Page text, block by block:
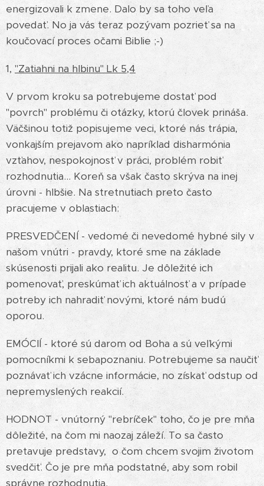
energizovali k zmene. Dalo by sa toho veľa
povedať. No ja vás teraz pozývam pozrieť sa na
koučovací proces očami Biblie ;-)
1, "Zatiahni na hlbinu" Lk 5,4
V prvom kroku sa potrebujeme dostať pod
"povrch" problému či otázky, ktorú človek prináša.
Väčšinou totiž popisujeme veci, ktoré nás trápia,
vonkajším prejavom ako napríklad disharmónia
vzťahov, nespokojnosť v práci, problém robiť
rozhodnutia... Koreň sa však často skrýva na inej
úrovni - hlbšie. Na stretnutiach preto často
pracujeme v oblastiach:
PRESVEDČENÍ - vedomé či nevedomé hybné sily v
našom vnútri - pravdy, ktoré sme na základe
skúsenosti prijali ako realitu. Je dôležité ich
pomenovať, preskúmať ich aktuálnosť a v prípade
potreby ich nahradiť novými, ktoré nám budú
oporou.
EMÓCIÍ - ktoré sú darom od Boha a sú veľkými
pomocníkmi k sebapoznaniu. Potrebujeme sa naučiť
poznávať ich vzácne informácie, no získať odstup od
nepremyslených reakcií.
HODNOT - vnútorný "rebríček" toho, čo je pre mňa
dôležité, na čom mi naozaj záleží. To sa často
pretavuje predstavy, o čom chcem svojim životom
svedčiť. Čo je pre mňa podstatné, aby som robil
správne rozhodnutia.